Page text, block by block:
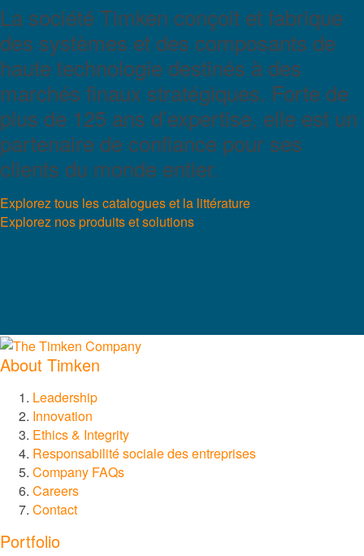
La société Timken conçoit et fabrique
des systèmes et des composants de
haute technologie destinés à des
marchés finaux stratégiques. Forte de
plus de 125 ans d’expertise, elle est un
partenaire de confiance pour ses
clients du monde entier.
Explorez tous les catalogues et la littérature
Explorez nos produits et solutions
About Timken
Leadership
Innovation
Ethics & Integrity
Responsabilité sociale des entreprises
Company FAQs
Careers
Contact
Portfolio